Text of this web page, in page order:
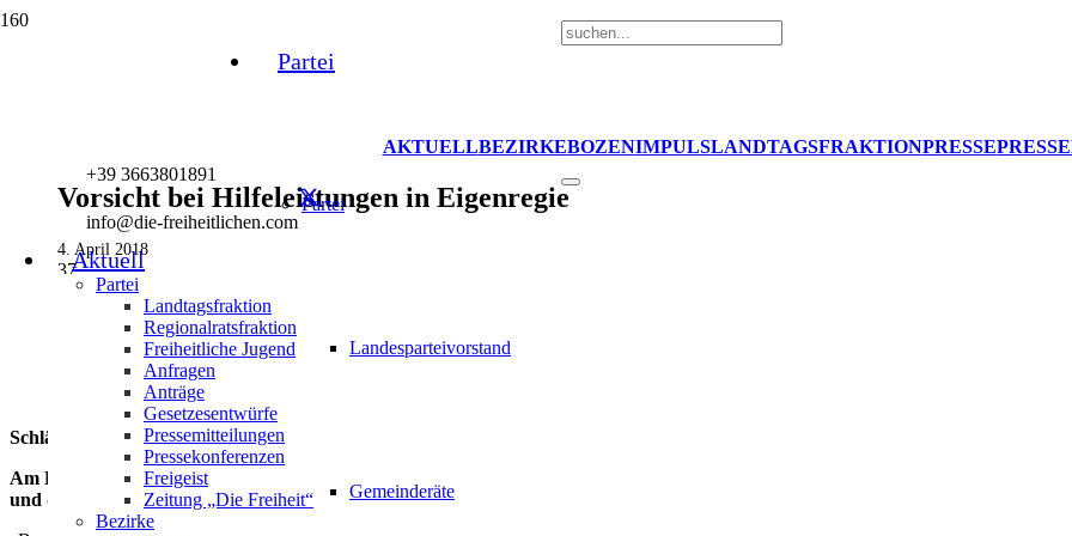
Partei
Partei
Landesparteivorstand
Gemeinderäte
+39 3663801891
info@die-freiheitlichen.com
Aktuell
Partei
Landtagsfraktion
Regionalratsfraktion
Freiheitliche Jugend
Anfragen
Anträge
Gesetzesentwürfe
Pressemitteilungen
Pressekonferenzen
Freigeist
Zeitung „Die Freiheit“
Bezirke
AKTUELLBEZIRKEBOZENIMPULSLANDTAGSFRAKTIONPRESSE
Vorsicht bei Hilfeleistungen in Eigenregie
4. April 2018
37
Schlägerei von Einwanderern im Hof des Terlaner Widums
Am Dienstagvormittag dieser Woche fand im Hof des Widums von Terlan eine Schlägerei statt. In die Haare gekommen mit
und die Ortspolizei von Terlan wurden zum Einsatz gerufen, um für Ordnung zu sorgen.